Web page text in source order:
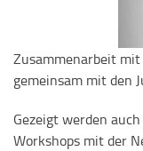
Zusammenarbeit
gemeinsam mit den
Gezeigt werden
Workshops mit der